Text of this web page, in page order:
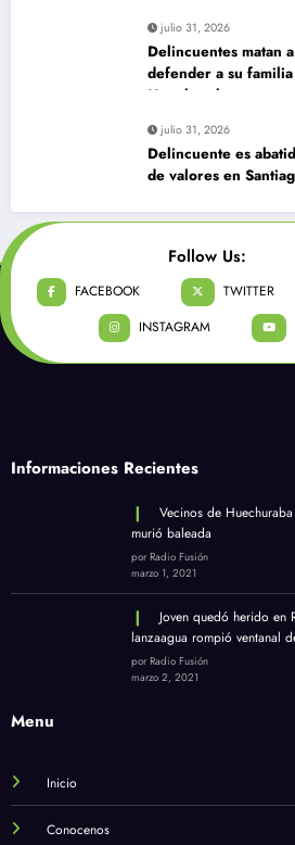
julio 31, 2026
Delincuentes matan
defender a su
Huechuraba
julio 31, 2026
Delincuente es
de valores en
Follow Us:
FACEBOOK TWITTER
INSTAGRAM
Informaciones Recientes
Vecinos de
murió baleada
por Radio Fusión
marzo 1, 2021
Joven quedó herido en
lanzaagua rompió ventanal
por Radio Fusión
marzo 2, 2021
Menu
Inicio
Conocenos